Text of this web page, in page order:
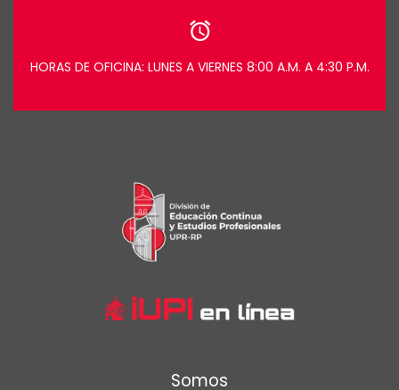
HORAS DE OFICINA: LUNES A VIERNES 8:00 A.M. A 4:30 P.M.
Somos